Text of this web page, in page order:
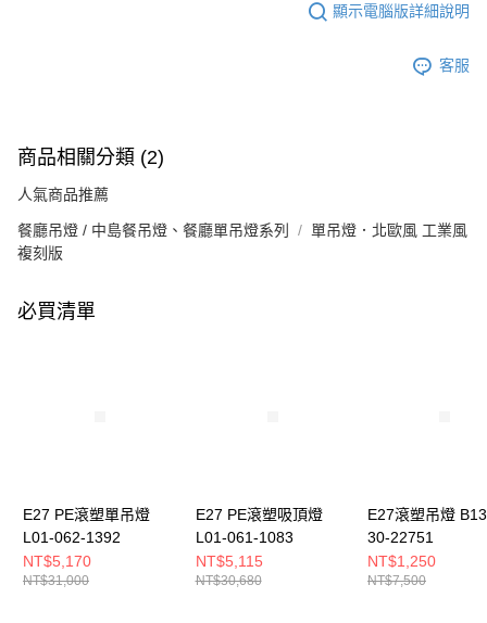
顯示電腦版詳細說明
客服
商品相關分類 (2)
人氣商品推薦
餐廳吊燈 / 中島餐吊燈、餐廳單吊燈系列
單吊燈．北歐風 工業風
複刻版
必買清單
E27 PE滾塑單吊燈
L01-062-1392
NT$5,170
NT$31,000
E27 PE滾塑吸頂燈
L01-061-1083
NT$5,115
NT$30,680
E27滾塑吊燈
30-22751
NT$1,250
NT$7,500